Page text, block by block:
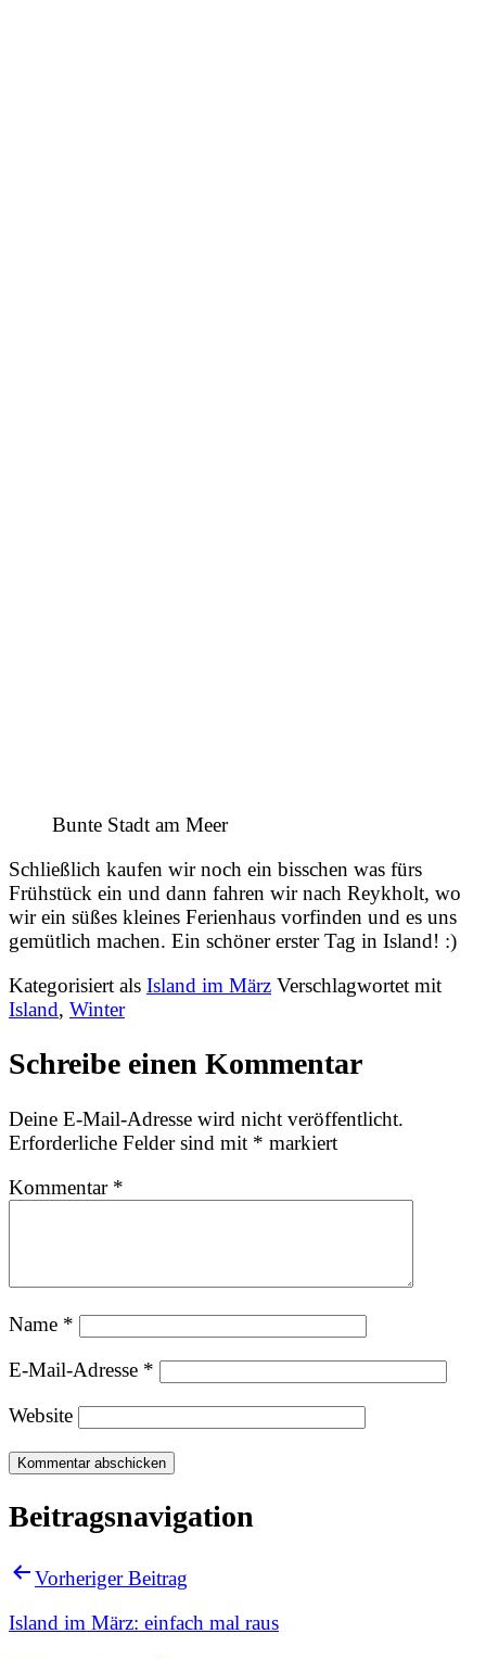
Bunte Stadt am Meer
Schließlich kaufen wir noch ein bisschen was fürs
Frühstück ein und dann fahren wir nach Reykholt, wo
wir ein süßes kleines Ferienhaus vorfinden und es uns
gemütlich machen. Ein schöner erster Tag in Island! :)
Kategorisiert als Island im März Verschlagwortet mit
Island, Winter
Schreibe einen Kommentar
Deine E-Mail-Adresse wird nicht veröffentlicht.
Erforderliche Felder sind mit * markiert
Kommentar *
Name *
E-Mail-Adresse *
Website
Beitragsnavigation
Vorheriger Beitrag
Island im März: einfach mal raus